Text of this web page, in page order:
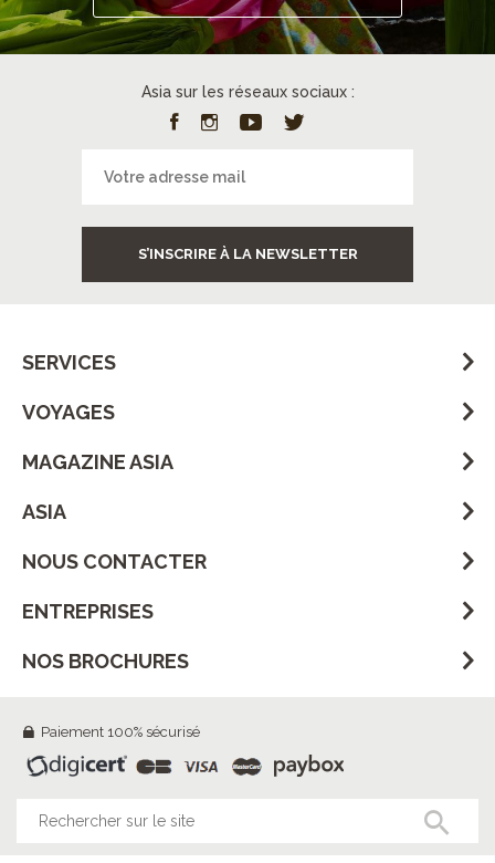
Asia sur les réseaux sociaux :
S’INSCRIRE À LA NEWSLETTER
SERVICES
VOYAGES
MAGAZINE ASIA
ASIA
NOUS CONTACTER
ENTREPRISES
NOS BROCHURES
Paiement 100% sécurisé